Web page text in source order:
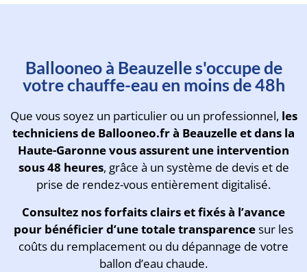
Planifiez l'intervention d'un de
nos techniciens à Beauzelle en
moins d'une minute
Ballooneo à Beauzelle s'occupe de
votre chauffe-eau en moins de 48h
Que vous soyez un particulier ou un professionnel, les
techniciens de Ballooneo.fr à Beauzelle et dans la
Haute-Garonne vous assurent une intervention
sous 48 heures, grâce à un système de devis et de
prise de rendez-vous entièrement digitalisé.
Consultez nos forfaits clairs et fixés à l’avance
pour bénéficier d’une totale transparencesur les
coûts du remplacement ou du dépannage de votre
ballon d’eau chaude.